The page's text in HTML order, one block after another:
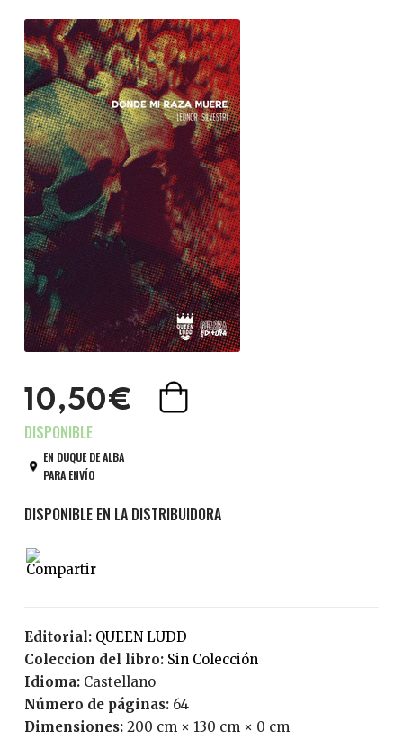
10,50€
EN DUQUE DE ALBA
PARA ENVÍO
Editorial:
QUEEN LUDD
Coleccion del libro:
Sin Colección
Idioma:
Castellano
Número de páginas:
64
Dimensiones: 200 cm × 130 cm × 0 cm